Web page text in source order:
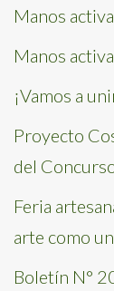
Manos
Manos
¡Vamos a
Proyecto
del
Feria
arte como
Boletín N°